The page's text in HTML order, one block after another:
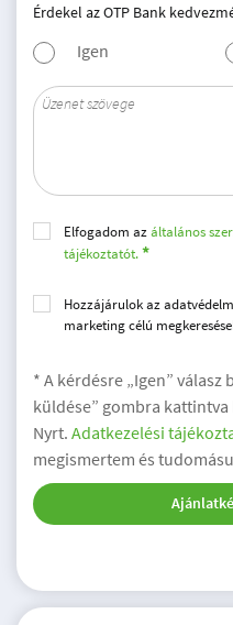
Érdekel az OTP Bank
Igen
Elfogadom azáltalános
tájékoztatót.
Hozzájárulok az
marketing célú
* A kérdésre „Igen” válasz
küldése” gombra kattintva
Nyrt. Adatkezelési
megismertem és